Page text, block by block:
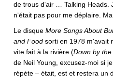
de trous d'air … Talking Heads.
n'était pas pour me déplaire.
Le disque More Songs About
and Food sorti en 1978 m'avait
vite fait à la rivière (Down by
de Neil Young, excusez-moi si
répète – était, est et restera un